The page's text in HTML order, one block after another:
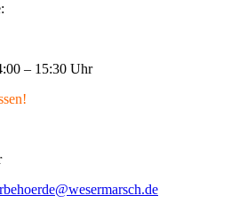
– 15:30 Uhr